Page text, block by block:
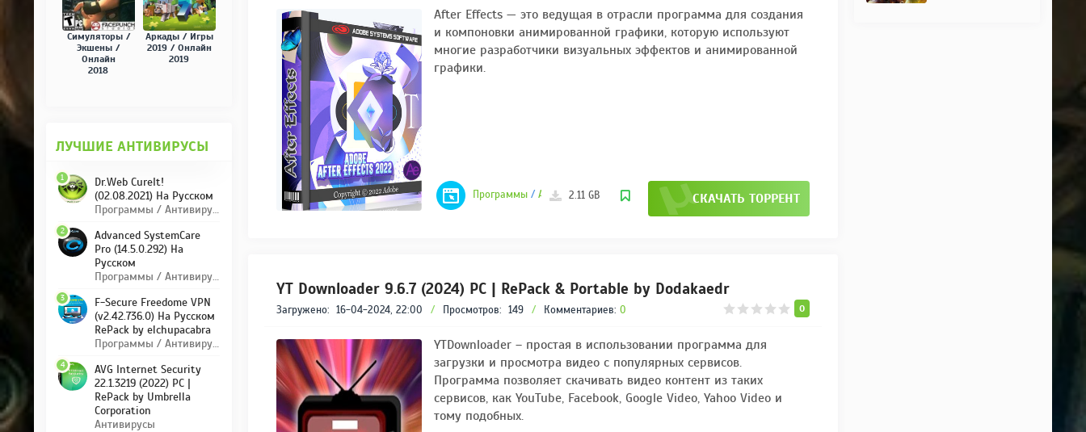
After Effects — это ведущая в отрасли программа для создания
и компоновки анимированной графики, которую используют
многие разработчики визуальных эффектов и анимированной
графики.
СКАЧАТЬ ТОРРЕНТ
2.11 GB
Программы/Adobe
YT Downloader 9.6.7 (2024) PC | RePack & Portable by Dodakaedr
0
Загружено: 16-04-2024, 22:00 / Просмотров: 149 / Комментариев: 0
YTDownloader – простая в использовании программа для
загрузки и просмотра видео с популярных сервисов.
Программа позволяет скачивать видео контент из таких
сервисов, как YouTube, Facebook, Google Video, Yahoo Video и
тому подобных.
Симуляторы /
Экшены /
Онлайн
2018
Аркады / Игры
2019 / Онлайн
2019
ЛУЧШИЕ АНТИВИРУСЫ
Dr.Web CureIt!
(02.08.2021) На Русском
Программы / Антивирусы
1
Advanced SystemCare
Pro (14.5.0.292) На
Русском
Программы / Антивирусы
2
F-Secure Freedome VPN
(v2.42.736.0) На Русском
RePack by elchupacabra
Программы / Антивирусы
3
AVG Internet Security
22.1.3219 (2022) PC |
RePack by Umbrella
Corporation
Антивирусы
4